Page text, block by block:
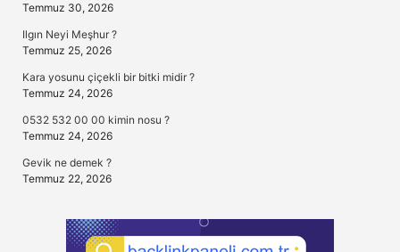
Temmuz 30, 2026
Ilgın Neyi Meşhur ?
Temmuz 25, 2026
Kara yosunu çiçekli bir bitki midir ?
Temmuz 24, 2026
0532 532 00 00 kimin nosu ?
Temmuz 24, 2026
Gevik ne demek ?
Temmuz 22, 2026